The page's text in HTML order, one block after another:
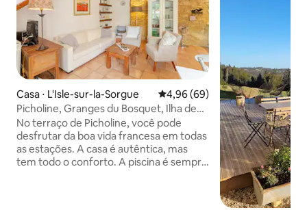
Casa ⋅ L'Isle-sur-la-Sorgue 4,96 de uma avaliação média
4,96 (69)
Picholine, Granges du Bosquet, Ilha de
Sorgue
No terraço de Picholine, você pode
desfrutar da boa vida francesa em todas
as estações. A casa é autêntica, mas
tem todo o conforto. A piscina é sempre